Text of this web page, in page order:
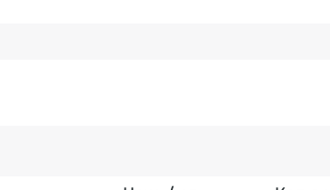
Упаковочное оборудование и вакуум-